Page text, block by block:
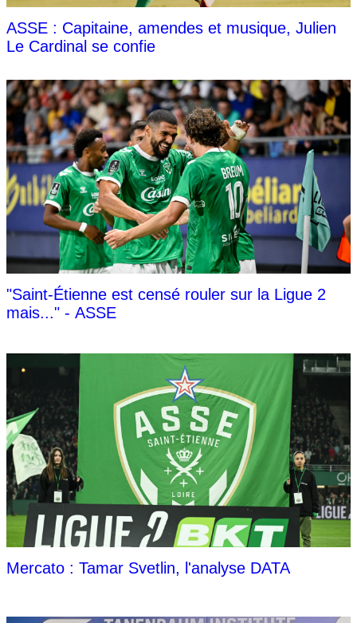
ASSE : Capitaine, amendes et musique, Julien
Le Cardinal se confie
"Saint-Étienne est censé rouler sur la Ligue 2
mais..." - ASSE
Mercato : Tamar Svetlin, l'analyse DATA